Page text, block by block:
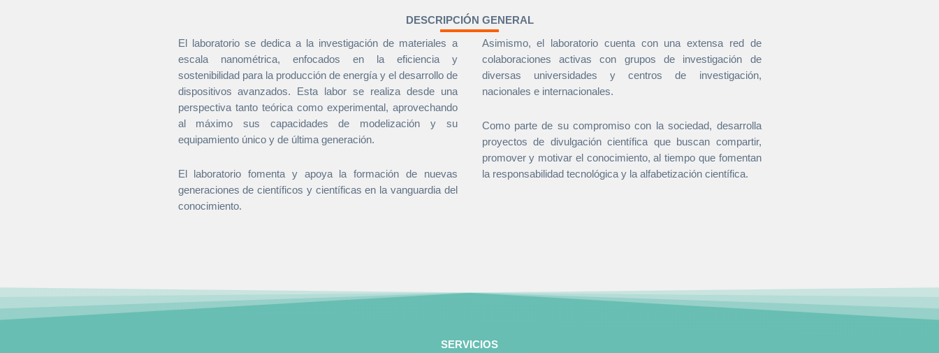
DESCRIPCIÓN GENERAL
El laboratorio se dedica a la investigación de materiales a
escala nanométrica, enfocados en la eficiencia y
sostenibilidad para la producción de energía y el desarrollo de
dispositivos avanzados. Esta labor se realiza desde una
perspectiva tanto teórica como experimental, aprovechando
al máximo sus capacidades de modelización y su
equipamiento único y de última generación.
El laboratorio fomenta y apoya la formación de nuevas
generaciones de científicos y científicas en la vanguardia del
conocimiento.
Asimismo, el laboratorio cuenta con una extensa red de
colaboraciones activas con grupos de investigación de
diversas universidades y centros de investigación,
nacionales e internacionales.
Como parte de su compromiso con la sociedad, desarrolla
proyectos de divulgación científica que buscan compartir,
promover y motivar el conocimiento, al tiempo que fomentan
la responsabilidad tecnológica y la alfabetización científica.
SERVICIOS